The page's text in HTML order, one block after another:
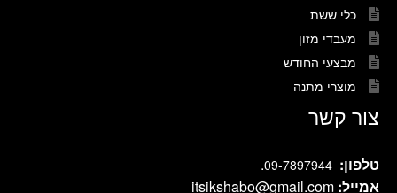
כלי ששת
מעבדי מזון
מבצעי החודש
מוצרי מתנה
צור קשר
טלפון: 09-7897944
.
אמייל: itsikshabo@gmail.com